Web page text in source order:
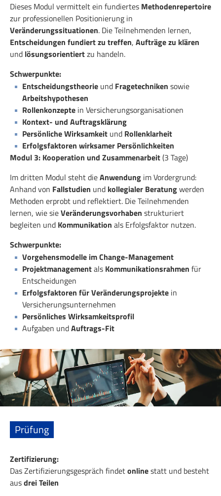
Dieses Modul vermittelt ein fundiertes Methodenrepertoire
zur professionellen Positionierung in
Veränderungssituationen. Die Teilnehmenden lernen,
Entscheidungen fundiert zu treffen, Aufträge zu klären
und lösungsorientiertzu handeln.
Schwerpunkte:
Entscheidungstheorie und Fragetechniken sowie
Arbeitshypothesen
Rollenkonzepte in Versicherungsorganisationen
Kontext- und Auftragsklärung
Persönliche Wirksamkeit und Rollenklarheit
Erfolgsfaktoren wirksamer Persönlichkeiten
Modul 3: Kooperation und Zusammenarbeit(3 Tage)
Im dritten Modul steht dieAnwendung im Vordergrund:
Anhand von Fallstudien und kollegialer Beratungwerden
Methoden erprobt und reflektiert. Die Teilnehmenden
lernen, wie sieVeränderungsvorhaben strukturiert
begleiten und Kommunikation als Erfolgsfaktor nutzen.
Schwerpunkte:
Vorgehensmodelle im Change-Management
Projektmanagementals Kommunikationsrahmen für
Entscheidungen
Erfolgsfaktoren für Veränderungsprojekte in
Versicherungsunternehmen
Persönliches Wirksamkeitsprofil
Aufgaben undAuftrags-Fit
Prüfung
Zertifizierung:
Das Zertifizierungsgespräch findetonlinestatt und besteht
ausdrei Teilen